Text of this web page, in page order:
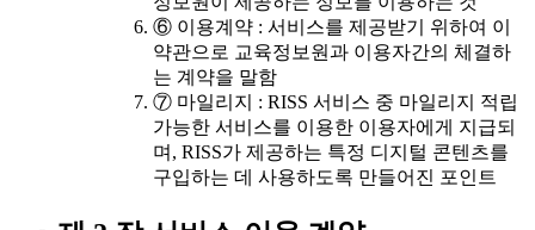
⑥ 이용계약 : 서비스를 제공받기 위하여 이
약관으로 교육정보원과 이용자간의 체결하
는 계약을 말함
⑦ 마일리지 : RISS 서비스 중 마일리지 적립
가능한 서비스를 이용한 이용자에게 지급되
며, RISS가 제공하는 특정 디지털 콘텐츠를
구입하는 데 사용하도록 만들어진 포인트